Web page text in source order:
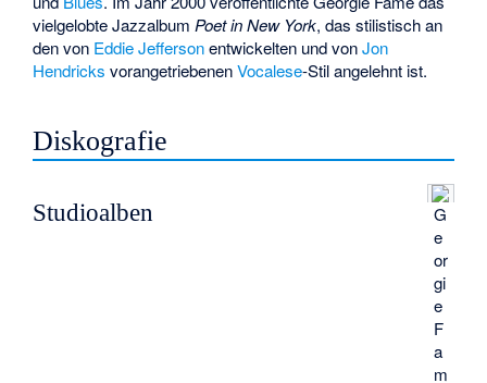
vielgelobte JazzalbumPoet in New York, das stilistisch an
den von Eddie Jeffersonentwickelten und vonJon
Hendricks vorangetriebenenVocalese-Stil angelehnt ist.
Diskografie
G
e
or
gi
e
F
a
m
Studioalben